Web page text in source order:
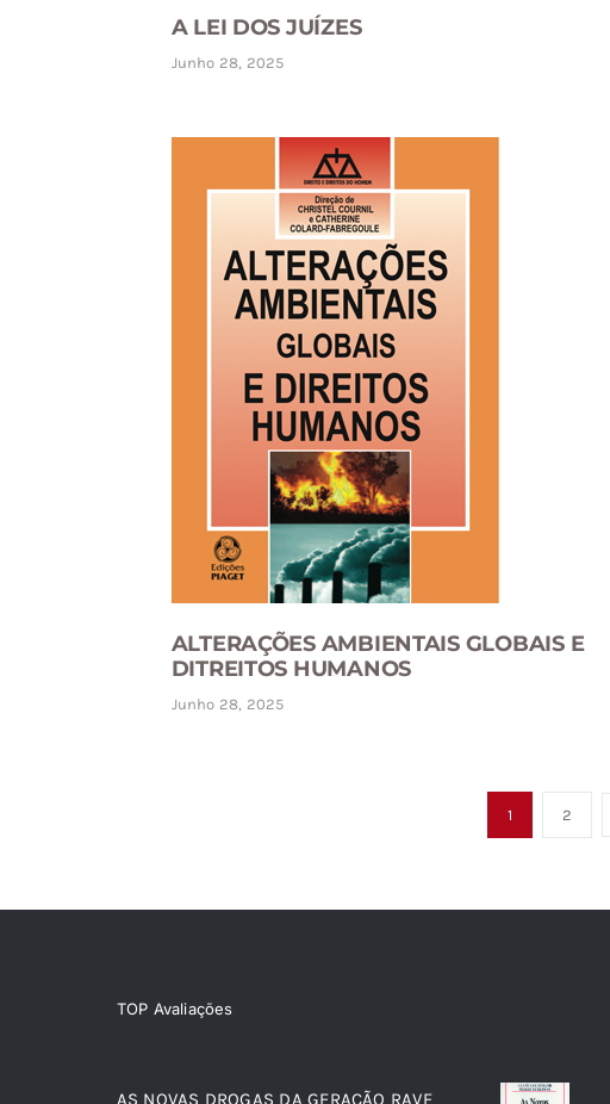
A LEI DOS JUÍZES
Junho 28, 2025
ALTERAÇÕES AMBIENTAIS GLOBAIS E
DITREITOS HUMANOS
Junho 28, 2025
1 2
TOP Avaliações
AS NOVAS DROGAS DA GERAÇÃO RAVE